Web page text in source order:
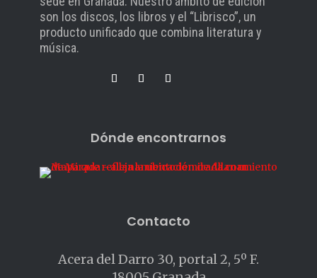
son los discos, los libros y el “Librisco”, un
producto unificado que combina literatura y
música.
Dónde encontrarnos
Contacto
Acera del Darro 30, portal 2, 5º F.